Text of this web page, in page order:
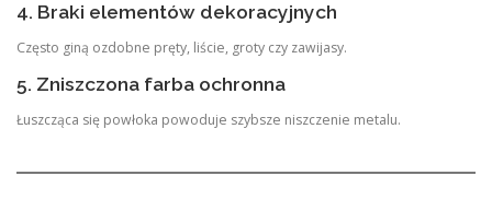
4. Braki elementów dekoracyjnych
Często giną ozdobne pręty, liście, groty czy zawijasy.
5. Zniszczona farba ochronna
Łuszcząca się powłoka powoduje szybsze niszczenie metalu.